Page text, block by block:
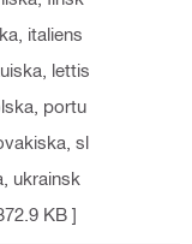
italiens
lettis
portu
sl
ukrainsk
KB ]